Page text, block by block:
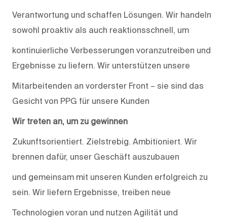
Verantwortung und schaffen Lösungen. Wir handeln
sowohl proaktiv als auch reaktionsschnell, um
kontinuierliche Verbesserungen voranzutreiben und
Ergebnisse zu liefern. Wir unterstützen unsere
Mitarbeitenden an vorderster Front – sie sind das
Gesicht von PPG für unsere Kunden
Wir treten an, um zu gewinnen
Zukunftsorientiert. Zielstrebig. Ambitioniert. Wir
brennen dafür, unser Geschäft auszubauen
und gemeinsam mit unseren Kunden erfolgreich zu
sein. Wir liefern Ergebnisse, treiben neue
Technologien voran und nutzen Agilität und